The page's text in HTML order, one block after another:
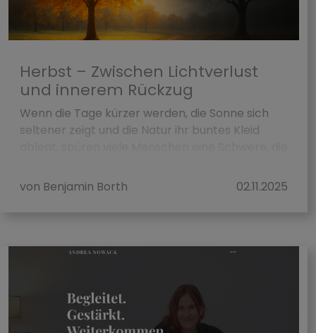
Herbst – Zwischen Lichtverlust
und innerem Rückzug
Wenn die Tage kürzer werden, die Sonne sich
seltener zeigt und die Natur ihr buntes Kleid
von Benjamin Borth
02.11.2025